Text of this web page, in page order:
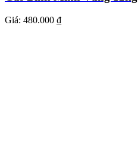
Giá: 480.000 ₫